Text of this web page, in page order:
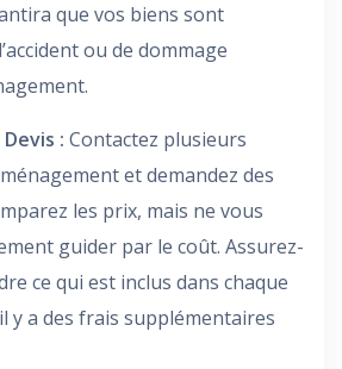
que vos biens sont
ou de dommage
: Contactez plusieurs
et demandez des
les prix, mais ne vous
guider par le coût. Assurez-
ce qui est inclus dans chaque
y a des frais supplémentaires